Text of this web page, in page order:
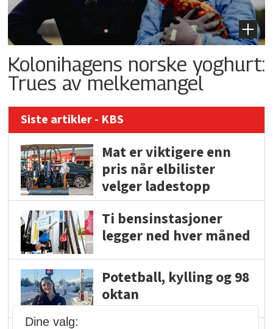
Kolonihagens norske yoghurt:
Trues av melkemangel
Siste artikler - KBS
Mat er viktigere enn
pris når elbilister
velger ladestopp
Ti bensinstasjoner
legger ned hver måned
Potetball, kylling og 98
oktan
Dine valg: